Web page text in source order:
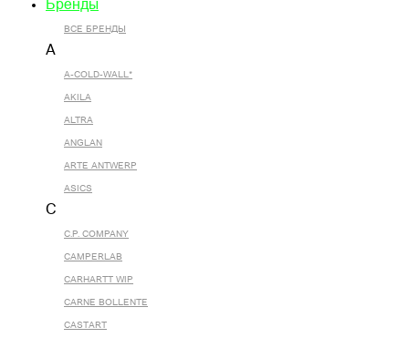
Бренды
ВСЕ БРЕНДЫ
A
A-COLD-WALL*
AKILA
ALTRA
ANGLAN
ARTE ANTWERP
ASICS
C
C.P. COMPANY
CAMPERLAB
CARHARTT WIP
CARNE BOLLENTE
CASTART